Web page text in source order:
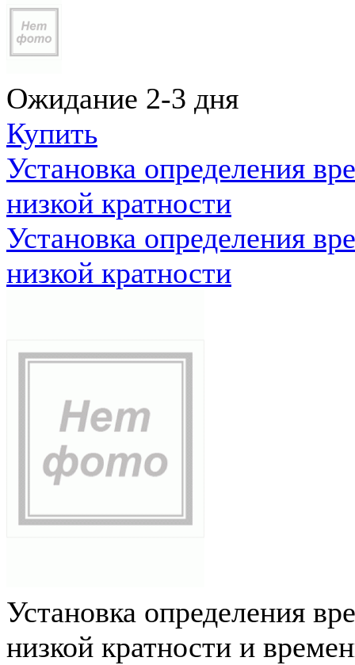
Ожидание 2-3 дня
Купить
Установка определения
низкой кратности
Установка определения
низкой кратности
Установка определения
низкой кратности и